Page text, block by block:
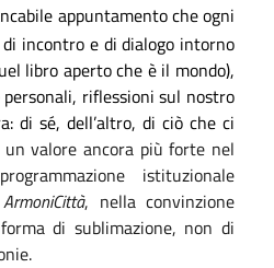
appuntamento che ogni
incontro e di dialogo intorno
libro aperto che è il mondo),
riflessioni sul nostro
di sé, dell’altro, di ciò che ci
un valore ancora più forte nel
istituzionale
ArmoniCittà, nella convinzione
di sublimazione, non di